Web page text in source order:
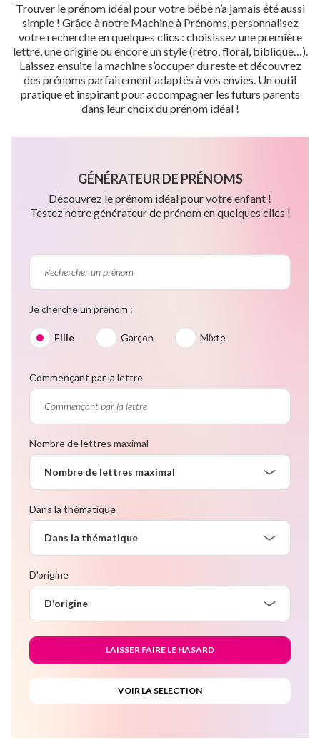
Trouver le prénom idéal pour votre bébé n’a jamais été aussi
simple ! Grâce à notre Machine à Prénoms, personnalisez
votre recherche en quelques clics : choisissez une première
lettre, une origine ou encore un style (rétro, floral, biblique…).
Laissez ensuite la machine s’occuper du reste et découvrez
des prénoms parfaitement adaptés à vos envies. Un outil
pratique et inspirant pour accompagner les futurs parents
dans leur choix du prénom idéal !
GÉNÉRATEUR DE PRÉNOMS
Découvrez le prénom idéal pour votre enfant !
Testez notre générateur de prénom en quelques clics !
Je cherche un prénom :
Fille Garçon Mixte
Commençant par la lettre
Nombre de lettres maximal
Nombre de lettres maximal
Dans la thématique
Dans la thématique
D'origine
D'origine